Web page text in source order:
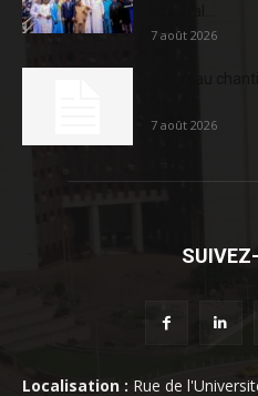
7 août 2026
7 août 2026
Localisation : Rue de